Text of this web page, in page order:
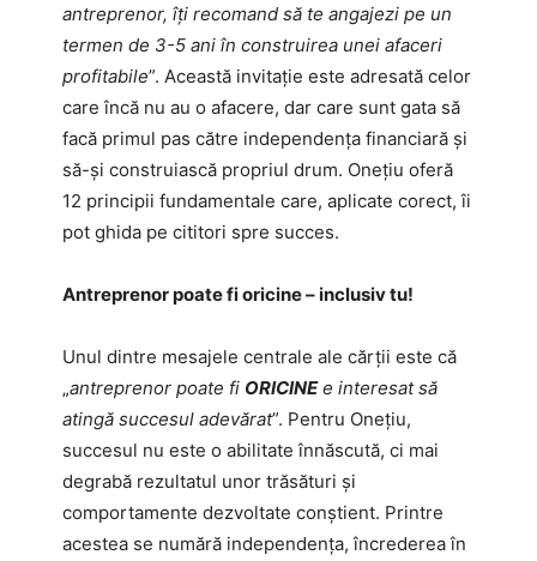
antreprenor, îți recomand să te angajezi pe un
termen de 3-5 ani în construirea unei afaceri
profitabile”. Această invitație este adresată celor
care încă nu au o afacere, dar care sunt gata să
facă primul pas către independența financiară și
să-și construiască propriul drum. Onețiu oferă
12 principii fundamentale care, aplicate corect, îi
pot ghida pe cititori spre succes.
Antreprenor poate fi oricine – inclusiv tu!
Unul dintre mesajele centrale ale cărții este că
„antreprenor poate fi ORICINEe interesat să
atingă succesul adevărat”. Pentru Onețiu,
succesul nu este o abilitate înnăscută, ci mai
degrabă rezultatul unor trăsături și
comportamente dezvoltate conștient. Printre
acestea se numără independența, încrederea în